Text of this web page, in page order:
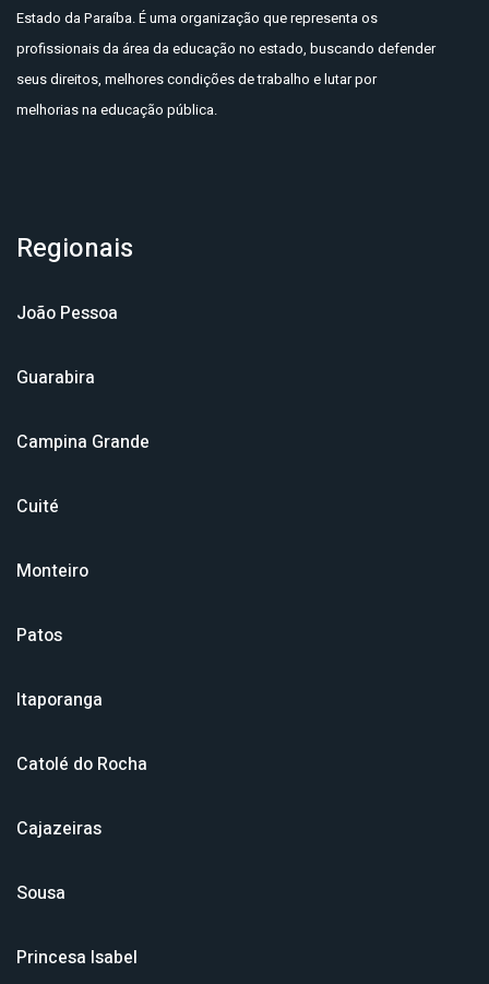
Estado da Paraíba. É uma organização que representa os
profissionais da área da educação no estado, buscando defender
seus direitos, melhores condições de trabalho e lutar por
melhorias na educação pública.
Regionais
João Pessoa
Guarabira
Campina Grande
Cuité
Monteiro
Patos
Itaporanga
Catolé do Rocha
Cajazeiras
Sousa
Princesa Isabel